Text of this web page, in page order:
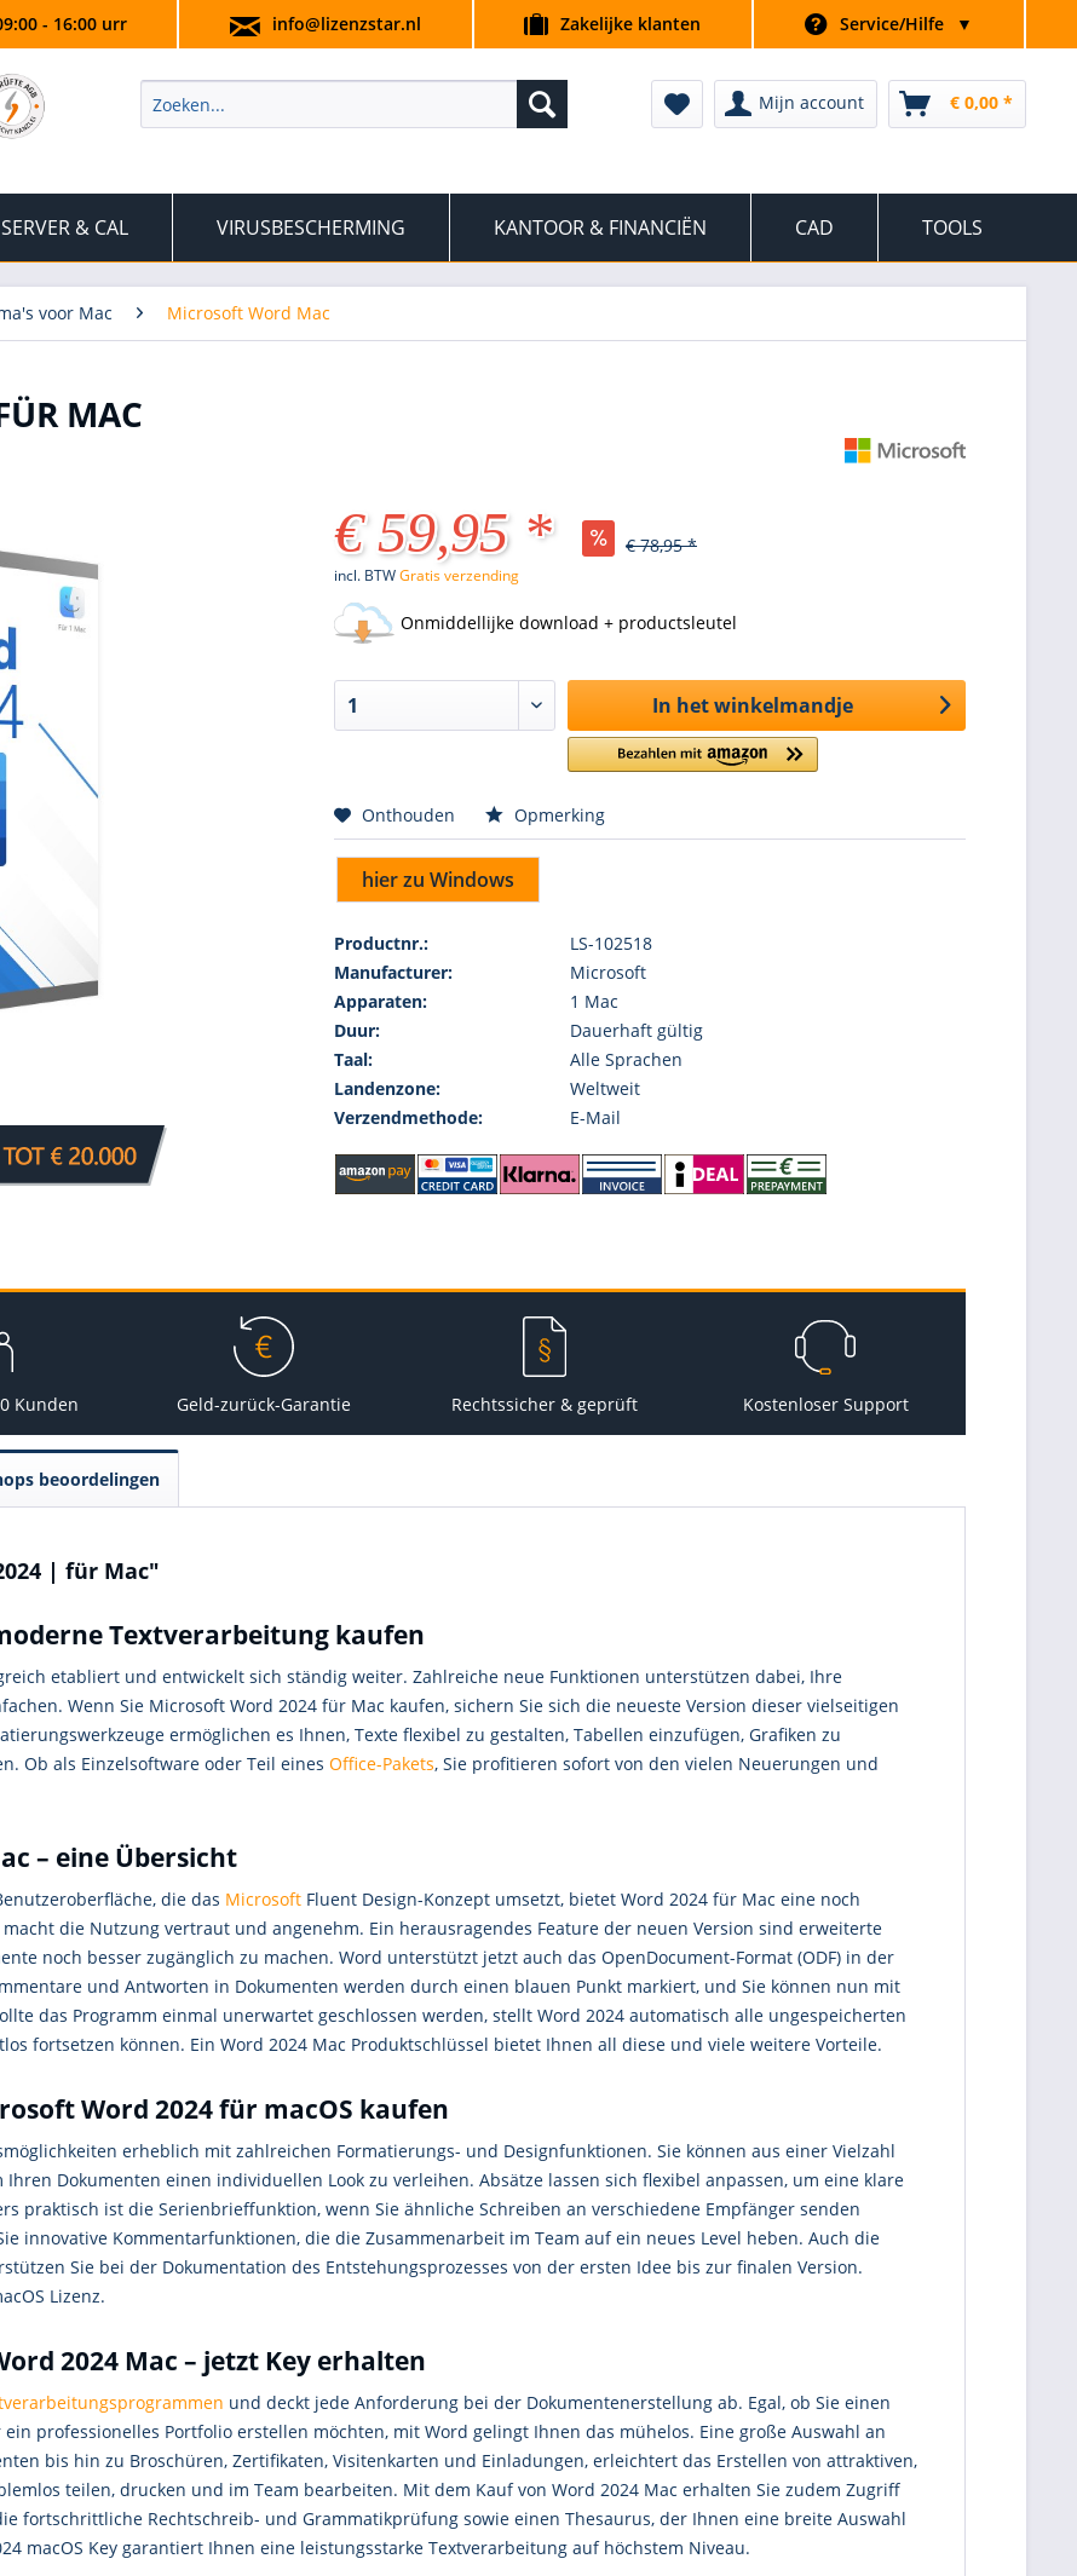
- 16:00 urr info@lizenzstar.nl Zakelijke klanten Service/Hilfe ▼
Mijn account € 0,00 *
SERVER & CAL VIRUSBESCHERMING KANTOOR & FINANCIËN CAD TOOLS
voor Mac Microsoft Word Mac
MAC
€ 59,95 * € 78,95 *
incl. BTWGratis verzending
Onmiddellijke download + productsleutel
In het winkelmandje
Onthouden Opmerking
hier zu Windows
Productnr.:
LS-102518
Manufacturer:
Microsoft
Apparaten:
1 Mac
Duur:
Dauerhaft gültig
Taal:
Alle Sprachen
Landenzone:
Weltweit
Verzendmethode:
E-Mail
Kunden Geld-zurück-Garantie Rechtssicher & geprüft Kostenloser Support
beoordelingen
| für Mac"
Textverarbeitung kaufen
etabliert und entwickelt sich ständig weiter. Zahlreiche neue Funktionen unterstützen dabei, Ihre
Wenn Sie Microsoft Word 2024 für Mac kaufen, sichern Sie sich die neueste Version dieser vielseitigen
ermöglichen es Ihnen, Texte flexibel zu gestalten, Tabellen einzufügen, Grafiken zu
Ob als Einzelsoftware oder Teil eines Office-Pakets, Sie profitieren sofort von den vielen Neuerungen und
– eine Übersicht
die das Microsoft Fluent Design-Konzept umsetzt, bietet Word 2024 für Mac eine noch
die Nutzung vertraut und angenehm. Ein herausragendes Feature der neuen Version sind erweiterte
noch besser zugänglich zu machen. Word unterstützt jetzt auch das OpenDocument-Format (ODF) in der
und Antworten in Dokumenten werden durch einen blauen Punkt markiert, und Sie können nun mit
das Programm einmal unerwartet geschlossen werden, stellt Word 2024 automatisch alle ungespeicherten
fortsetzen können. Ein Word 2024 Mac Produktschlüssel bietet Ihnen all diese und viele weitere Vorteile.
Word 2024 für macOS kaufen
erheblich mit zahlreichen Formatierungs- und Designfunktionen. Sie können aus einer Vielzahl
Dokumenten einen individuellen Look zu verleihen. Absätze lassen sich flexibel anpassen, um eine klare
praktisch ist die Serienbrieffunktion, wenn Sie ähnliche Schreiben an verschiedene Empfänger senden
innovative Kommentarfunktionen, die die Zusammenarbeit im Team auf ein neues Level heben. Auch die
Sie bei der Dokumentation des Entstehungsprozesses von der ersten Idee bis zur finalen Version.
Lizenz.
2024 Mac – jetzt Key erhalten
und deckt jede Anforderung bei der Dokumentenerstellung ab. Egal, ob Sie einen
professionelles Portfolio erstellen möchten, mit Word gelingt Ihnen das mühelos. Eine große Auswahl an
bis hin zu Broschüren, Zertifikaten, Visitenkarten und Einladungen, erleichtert das Erstellen von attraktiven,
teilen, drucken und im Team bearbeiten. Mit dem Kauf von Word 2024 Mac erhalten Sie zudem Zugriff
fortschrittliche Rechtschreib- und Grammatikprüfung sowie einen Thesaurus, der Ihnen eine breite Auswahl
macOS Key garantiert Ihnen eine leistungsstarke Textverarbeitung auf höchstem Niveau.